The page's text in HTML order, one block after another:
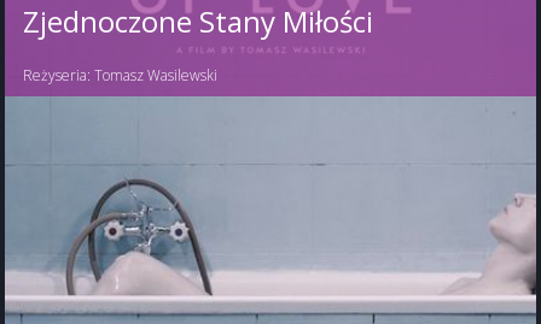
Zjednoczone Stany Miłości
Reżyseria: Tomasz Wasilewski